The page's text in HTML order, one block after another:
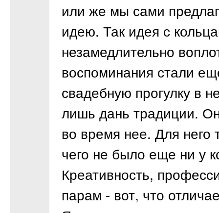
или же мы сами
идею. Так идея с
незамедлительно
воспоминания стали
свадебную прогулку в
лишь дань традиции.
во время нее. Для него
чего не было еще ни у
Креативность,
парам - вот, что